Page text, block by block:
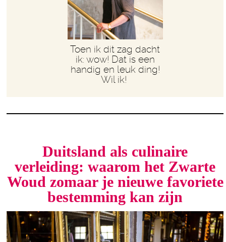
Toen ik dit zag dacht
ik: wow! Dat is een
handig en leuk ding!
Wil ik!
Duitsland als culinaire
verleiding: waarom het Zwarte
Woud zomaar je nieuwe favoriete
bestemming kan zijn